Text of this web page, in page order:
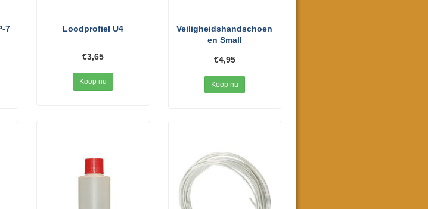
7
Loodprofiel U4
€3,65
Koop nu
Veiligheidshandschoen
en Small
€4,95
Koop nu